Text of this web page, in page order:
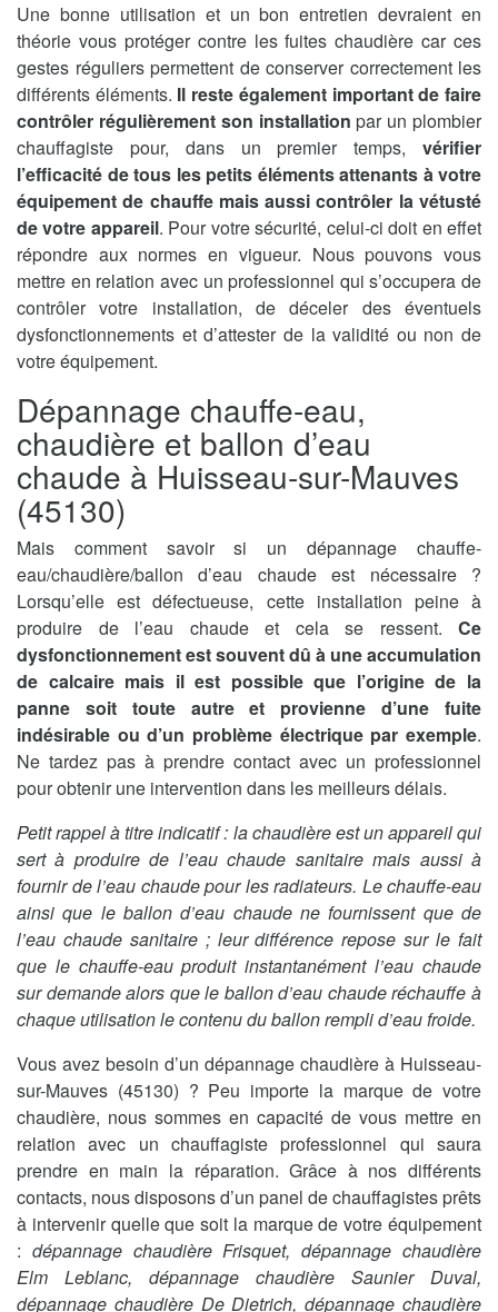
Une bonne utilisation et un bon entretien devraient en
théorie vous protéger contre les fuites chaudière car ces
gestes réguliers permettent de conserver correctement les
différents éléments. Il reste également important de faire
contrôler régulièrement son installation par un plombier
chauffagiste pour, dans un premier temps, vérifier
l’efficacité de tous les petits éléments attenants à votre
équipement de chauffe mais aussi contrôler la vétusté
de votre appareil. Pour votre sécurité, celui-ci doit en effet
répondre aux normes en vigueur. Nous pouvons vous
mettre en relation avec un professionnel qui s’occupera de
contrôler votre installation, de déceler des éventuels
dysfonctionnements et d’attester de la validité ou non de
votre équipement.
Dépannage chauffe-eau,
chaudière et ballon d’eau
chaude à Huisseau-sur-Mauves
(45130)
Mais comment savoir si un dépannage chauffe-
eau/chaudière/ballon d’eau chaude est nécessaire ?
Lorsqu’elle est défectueuse, cette installation peine à
produire de l’eau chaude et cela se ressent. Ce
dysfonctionnement est souvent dû à une accumulation
de calcaire mais il est possible que l’origine de la
panne soit toute autre et provienne d’une fuite
indésirable ou d’un problème électrique par exemple.
Ne tardez pas à prendre contact avec un professionnel
pour obtenir une intervention dans les meilleurs délais.
Petit rappel à titre indicatif : la chaudière est un appareil qui
sert à produire de l’eau chaude sanitaire mais aussi à
fournir de l’eau chaude pour les radiateurs. Le chauffe-eau
ainsi que le ballon d’eau chaude ne fournissent que de
l’eau chaude sanitaire ; leur différence repose sur le fait
que le chauffe-eau produit instantanément l’eau chaude
sur demande alors que le ballon d’eau chaude réchauffe à
chaque utilisation le contenu du ballon rempli d’eau froide.
Vous avez besoin d’un dépannage chaudière à Huisseau-
sur-Mauves (45130) ? Peu importe la marque de votre
chaudière, nous sommes en capacité de vous mettre en
relation avec un chauffagiste professionnel qui saura
prendre en main la réparation. Grâce à nos différents
contacts, nous disposons d’un panel de chauffagistes prêts
à intervenir quelle que soit la marque de votre équipement
: dépannage chaudière Frisquet, dépannage chaudière
Elm Leblanc, dépannage chaudière Saunier Duval,
dépannage chaudière De Dietrich, dépannage chaudière